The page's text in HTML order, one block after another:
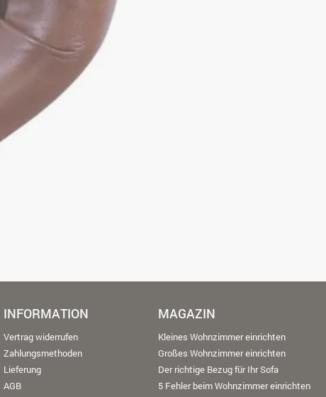
INFORMATION
Vertrag widerrufen
Zahlungsmethoden
Lieferung
AGB
MAGAZIN
Kleines Wohnzimmer einrichten
Großes Wohnzimmer einrichten
Der richtige Bezug für Ihr Sofa
5 Fehler beim Wohnzimmer einrichten